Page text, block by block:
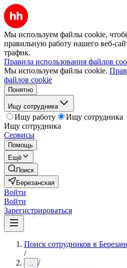
Мы используем файлы cookie,
правильную работу нашего веб-
трафик.
Правила использования файлов
Мы используем файлы cookie.
файлов cookie
Понятно
Ищу сотрудника
Ищу работу
Ищу сотрудника
Ищу сотрудника
Сервисы
Помощь
Ещё
Поиск
Березанская
Войти
Войти
Зарегистрироваться
Поиск сотрудников в
/
... /